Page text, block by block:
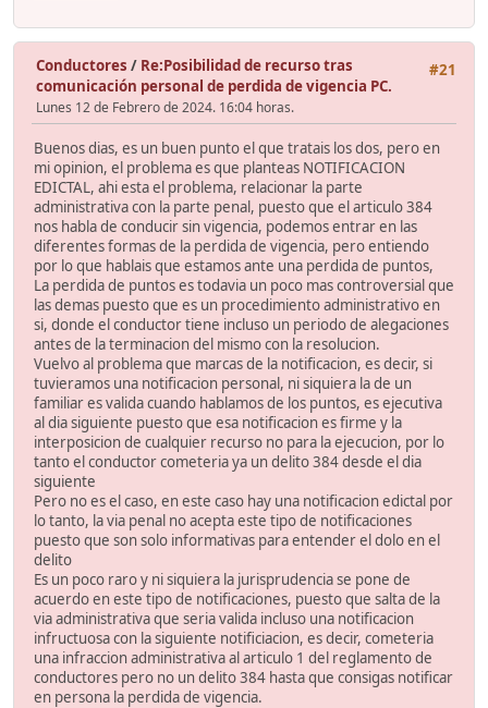
#21
Conductores / Re:Posibilidad de recurso tras
comunicación personal de perdida de vigencia PC.
Lunes 12 de Febrero de 2024. 16:04 horas.
Buenos dias, es un buen punto el que tratais los dos, pero en
mi opinion, el problema es que planteas NOTIFICACION
EDICTAL, ahi esta el problema, relacionar la parte
administrativa con la parte penal, puesto que el articulo 384
nos habla de conducir sin vigencia, podemos entrar en las
diferentes formas de la perdida de vigencia, pero entiendo
por lo que hablais que estamos ante una perdida de puntos,
La perdida de puntos es todavia un poco mas controversial que
las demas puesto que es un procedimiento administrativo en
si, donde el conductor tiene incluso un periodo de alegaciones
antes de la terminacion del mismo con la resolucion.
Vuelvo al problema que marcas de la notificacion, es decir, si
tuvieramos una notificacion personal, ni siquiera la de un
familiar es valida cuando hablamos de los puntos, es ejecutiva
al dia siguiente puesto que esa notificacion es firme y la
interposicion de cualquier recurso no para la ejecucion, por lo
tanto el conductor cometeria ya un delito 384 desde el dia
siguiente
Pero no es el caso, en este caso hay una notificacion edictal por
lo tanto, la via penal no acepta este tipo de notificaciones
puesto que son solo informativas para entender el dolo en el
delito
Es un poco raro y ni siquiera la jurisprudencia se pone de
acuerdo en este tipo de notificaciones, puesto que salta de la
via administrativa que seria valida incluso una notificacion
infructuosa con la siguiente notificiacion, es decir, cometeria
una infraccion administrativa al articulo 1 del reglamento de
conductores pero no un delito 384 hasta que consigas notificar
en persona la perdida de vigencia.